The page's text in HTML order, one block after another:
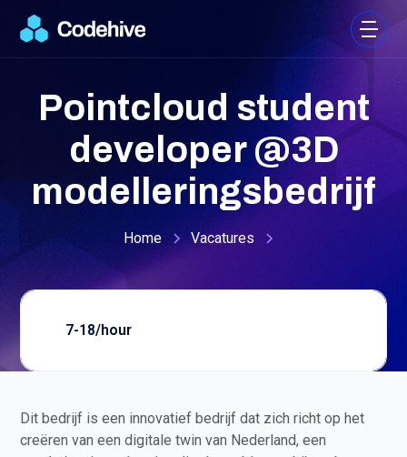
Pointcloud student
developer @3D
modelleringsbedrijf
Home Vacatures
17-18/hour
Dit bedrijf is een innovatief bedrijf dat zich richt op het
creëren van een digitale twin van Nederland, een